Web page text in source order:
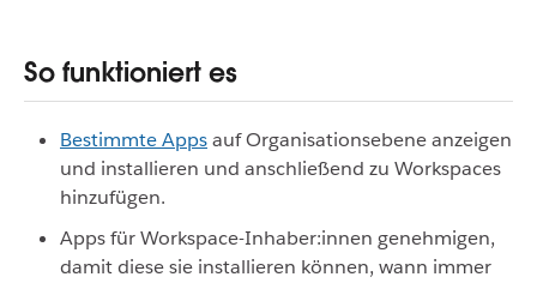
So funktioniert es
Bestimmte Appsauf Organisationsebene anzeigen
und installieren und anschließend zu Workspaces
hinzufügen.
Apps für Workspace-Inhaber:innen genehmigen,
damit diese sie installieren können, wann immer